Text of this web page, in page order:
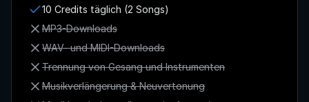
10 Credits täglich (2 Songs)
MP3-Downloads
WAV- und MIDI-Downloads
Trennung von Gesang und Instrumenten
Musikverlängerung & Neuvertonung